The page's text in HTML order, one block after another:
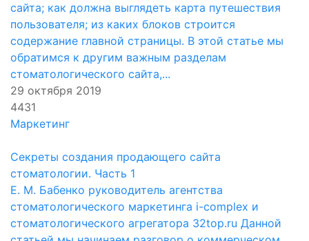
сайта; как должна выглядеть карта путешествия
пользователя; из каких блоков строится
содержание главной страницы. В этой статье мы
обратимся к другим важным разделам
стоматологического сайта,...
29 октября 2019
4431
Маркетинг
Секреты создания продающего сайта
стоматологии. Часть 1
Е. М. Бабенко руководитель агентства
стоматологического маркетинга i-complex и
стоматологического агрегатора 32top.ru Данной